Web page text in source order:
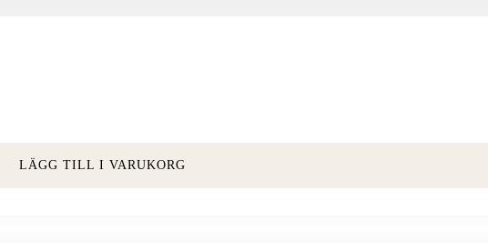
LÄGG TILL I VARUKORG